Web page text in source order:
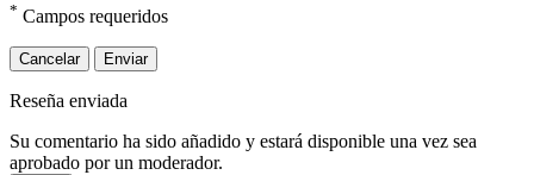
* Campos requeridos
Cancelar Enviar
Reseña enviada
Su comentario ha sido añadido y estará disponible una vez sea
aprobado por un moderador.